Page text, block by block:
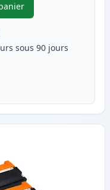
de 2 Brother TN230C
sous 90 jours